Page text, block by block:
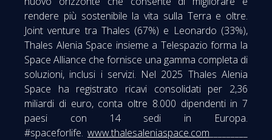
rendere più sostenibile la vita sulla Terra e oltre.
Joint venture tra Thales (67%) e Leonardo (33%),
Thales Alenia Space insieme a Telespazio forma la
Space Alliance che fornisce una gamma completa di
soluzioni, inclusi i servizi. Nel 2025 Thales Alenia
Space ha registrato ricavi consolidati per 2,36
miliardi di euro, conta oltre 8.000 dipendenti in 7
paesi con 14 sedi in Europa.
#spaceforlife. www.thalesaleniaspace.com